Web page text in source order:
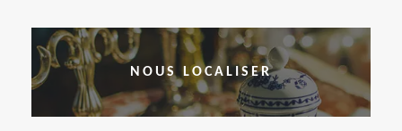
NOUS LOCALISER